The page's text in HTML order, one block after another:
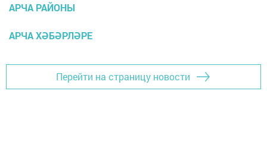
АРЧА РАЙОНЫ
АРЧА ХӘБӘРЛӘРЕ
Перейти на страницу новости